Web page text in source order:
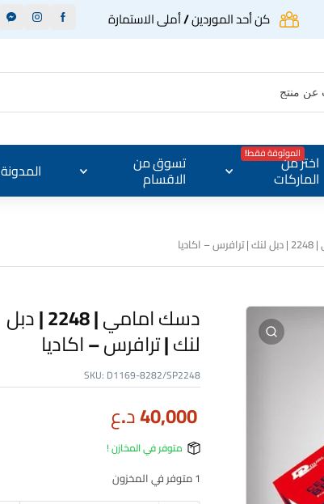
كن أحد الموردين / أملى الاستمارة
اختر من
الماركات
الموثوقة فقط! تسوق من
الاقسام المدونة
دسك امامي | 2248 | دبل
لنك | ترافرس – اكاديا
SKU: D1169-8282/SP2248
40,000د.ع
متوفر في المخازن !
1 متوفر في المخزون